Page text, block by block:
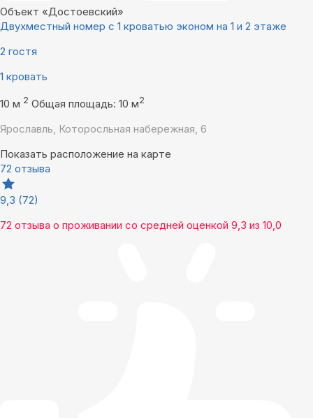
Объект «Достоевский»
Двухместный номер с 1 кроватью эконом на 1 и 2 этаже
2 гостя
1 кровать
10 м 2 Общая площадь: 10 м2
Ярославль, Которосльная набережная, 6
Показать расположение на карте
72 отзыва
9,3 (72)
72 отзыва о проживании со средней оценкой 9,3 из 10,0